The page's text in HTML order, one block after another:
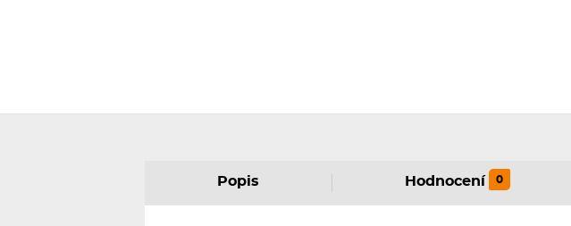
Popis Hodnocení 0